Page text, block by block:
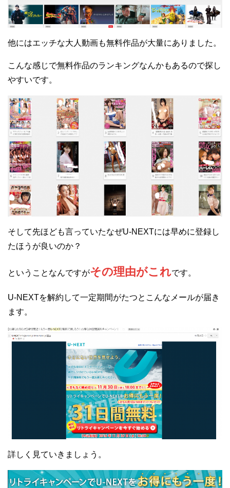
他にはエッチな大人動画も無料作品が大量にありました。
こんな感じで無料作品のランキングなんかもあるので探し
やすいです。
そして先ほども言っていたなぜU-NEXTには早めに登録し
たほうが良いのか？
ということなんですがその理由がこれです。
U-NEXTを解約して一定期間がたつとこんなメールが届き
ます。
詳しく見ていきましょう。